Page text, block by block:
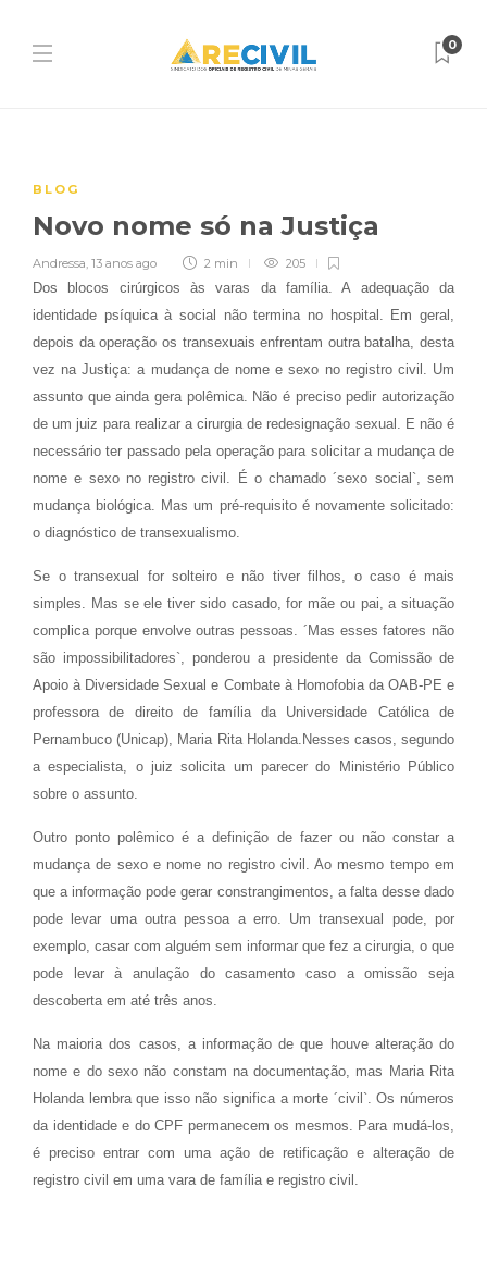
0
BLOG
Novo nome só na Justiça
Andressa, 13 anos ago 2 min 205
Dos blocos cirúrgicos às varas da família. A adequação da
identidade psíquica à social não termina no hospital. Em geral,
depois da operação os transexuais enfrentam outra batalha, desta
vez na Justiça: a mudança de nome e sexo no registro civil. Um
assunto que ainda gera polêmica. Não é preciso pedir autorização
de um juiz para realizar a cirurgia de redesignação sexual. E não é
necessário ter passado pela operação para solicitar a mudança de
nome e sexo no registro civil. É o chamado ´sexo social`, sem
mudança biológica. Mas um pré-requisito é novamente solicitado:
o diagnóstico de transexualismo.
Se o transexual for solteiro e não tiver filhos, o caso é mais
simples. Mas se ele tiver sido casado, for mãe ou pai, a situação
complica porque envolve outras pessoas. ´Mas esses fatores não
são impossibilitadores`, ponderou a presidente da Comissão de
Apoio à Diversidade Sexual e Combate à Homofobia da OAB-PE e
professora de direito de família da Universidade Católica de
Pernambuco (Unicap), Maria Rita Holanda.Nesses casos, segundo
a especialista, o juiz solicita um parecer do Ministério Público
sobre o assunto.
Outro ponto polêmico é a definição de fazer ou não constar a
mudança de sexo e nome no registro civil. Ao mesmo tempo em
que a informação pode gerar constrangimentos, a falta desse dado
pode levar uma outra pessoa a erro. Um transexual pode, por
exemplo, casar com alguém sem informar que fez a cirurgia, o que
pode levar à anulação do casamento caso a omissão seja
descoberta em até três anos.
Na maioria dos casos, a informação de que houve alteração do
nome e do sexo não constam na documentação, mas Maria Rita
Holanda lembra que isso não significa a morte ´civil`. Os números
da identidade e do CPF permanecem os mesmos. Para mudá-los,
é preciso entrar com uma ação de retificação e alteração de
registro civil em uma vara de família e registro civil.